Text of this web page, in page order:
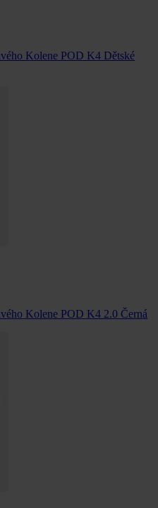
Kolene POD K4 Dětské
Kolene POD K4 2.0 Černá